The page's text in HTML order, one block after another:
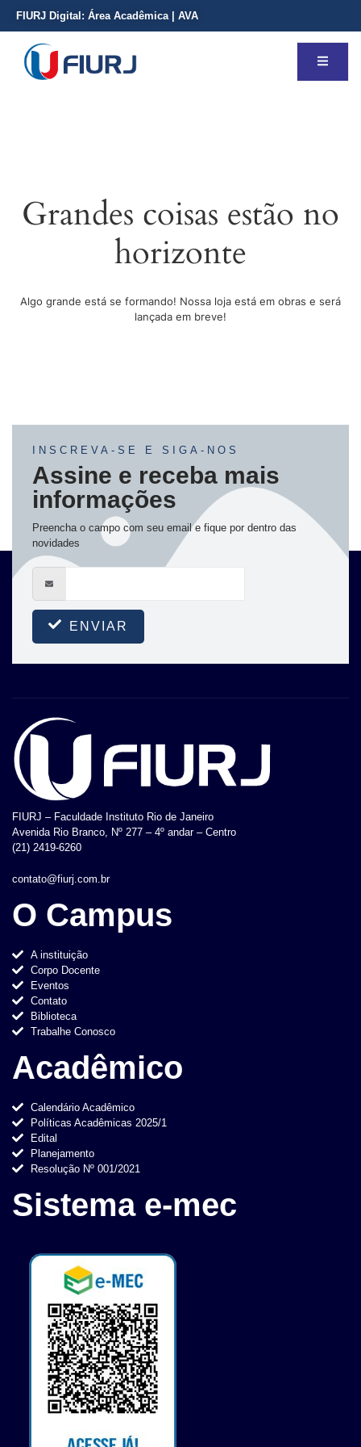
FIURJ Digital: Área Acadêmica AVA
Grandes coisas estão no
horizonte
Algo grande está se formando! Nossa loja está em obras e será
lançada em breve!
INSCREVA-SE E SIGA-NOS
Assine e receba mais
informações
Preencha o campo com seu email e fique por dentro das
novidades
ENVIAR
FIURJ – Faculdade Instituto Rio de Janeiro
Avenida Rio Branco, Nº 277 – 4º andar – Centro
(21) 2419-6260
contato@fiurj.com.br
O Campus
A instituição
Corpo Docente
Eventos
Contato
Biblioteca
Trabalhe Conosco
Acadêmico
Calendário Acadêmico
Políticas Acadêmicas 2025/1
Edital
Planejamento
Resolução Nº 001/2021
Sistema e-mec